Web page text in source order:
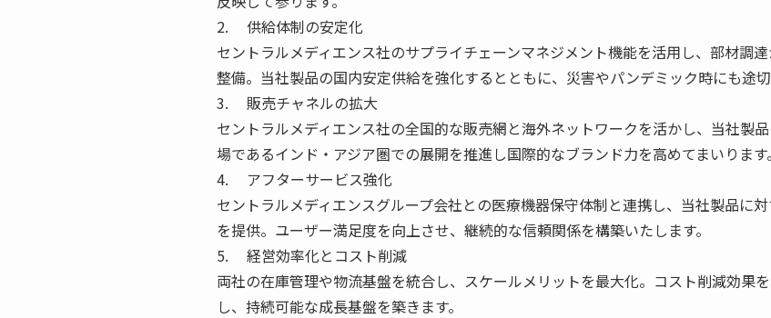
2. 供給体制の安定化
セントラルメディエンス社のサプライチェーンマネジメント機能を活用し、部材調
整備。当社製品の国内安定供給を強化するとともに、災害やパンデミック時にも途
3. 販売チャネルの拡大
セントラルメディエンス社の全国的な販売網と海外ネットワークを活かし、当社製
場であるインド・アジア圏での展開を推進し国際的なブランド力を高めてまいります。
4. アフターサービス強化
セントラルメディエンスグループ会社との医療機器保守体制と連携し、当社製品に
を提供。ユーザー満足度を向上させ、継続的な信頼関係を構築いたします。
5. 経営効率化とコスト削減
両社の在庫管理や物流基盤を統合し、スケールメリットを最大化。コスト削減効果
し、持続可能な成長基盤を築きます。